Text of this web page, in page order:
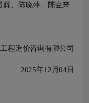
辉、陈晓萍、陈金来
程造价咨询有限公司
2025年12月04日